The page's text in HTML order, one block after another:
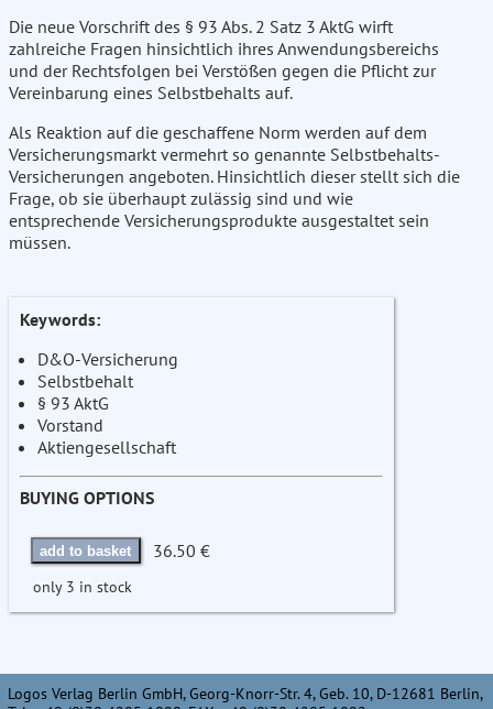
Die neue Vorschrift des § 93 Abs. 2 Satz 3 AktG wirft
zahlreiche Fragen hinsichtlich ihres Anwendungsbereichs
und der Rechtsfolgen bei Verstößen gegen die Pflicht zur
Vereinbarung eines Selbstbehalts auf.
Als Reaktion auf die geschaffene Norm werden auf dem
Versicherungsmarkt vermehrt so genannte Selbstbehalts-
Versicherungen angeboten. Hinsichtlich dieser stellt sich die
Frage, ob sie überhaupt zulässig sind und wie
entsprechende Versicherungsprodukte ausgestaltet sein
müssen.
Keywords:
D&O-Versicherung
Selbstbehalt
§ 93 AktG
Vorstand
Aktiengesellschaft
BUYING OPTIONS
add to basket 36.50 €
only 3 in stock
Logos Verlag Berlin GmbH, Georg-Knorr-Str. 4, Geb. 10, D-12681 Berlin,